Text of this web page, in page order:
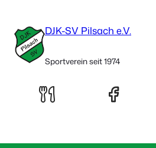
DJK-SV Pilsach e.V.
Sportverein seit 1974